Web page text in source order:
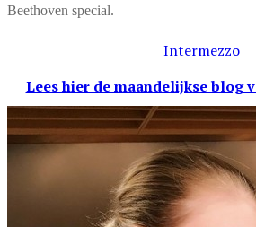
Beethoven special.
Intermezzo
Lees hier de maandelijkse blog